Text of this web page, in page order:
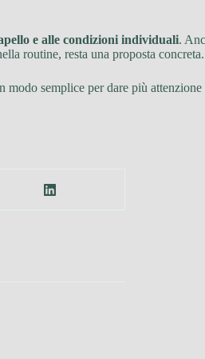
e alle condizioni individuali.
routine, resta una proposta concreta.
modo semplice per dare più